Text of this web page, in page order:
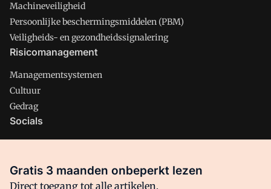
Machineveiligheid
Persoonlijke beschermingsmiddelen (PBM)
Veiligheids- en gezondheidssignalering
Risicomanagement
Managementsystemen
Cultuur
Gedrag
Socials
Facebook
Gratis 3 maanden onbeperkt lezen
Direct toegang tot alle artikelen,